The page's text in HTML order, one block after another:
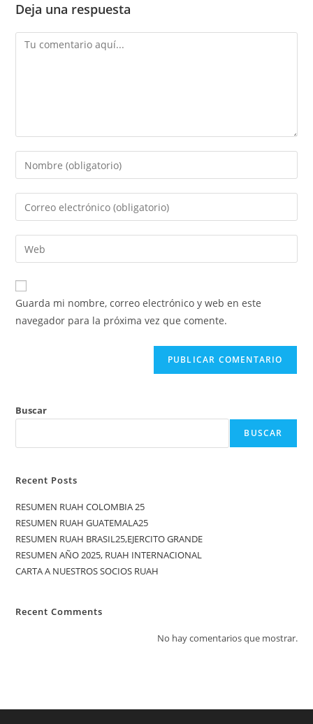
Deja una respuesta
Guarda mi nombre, correo electrónico y web en este
navegador para la próxima vez que comente.
Buscar
BUSCAR
Recent Posts
RESUMEN RUAH COLOMBIA 25
RESUMEN RUAH GUATEMALA25
RESUMEN RUAH BRASIL25,EJERCITO GRANDE
RESUMEN AÑO 2025, RUAH INTERNACIONAL
CARTA A NUESTROS SOCIOS RUAH
Recent Comments
No hay comentarios que mostrar.